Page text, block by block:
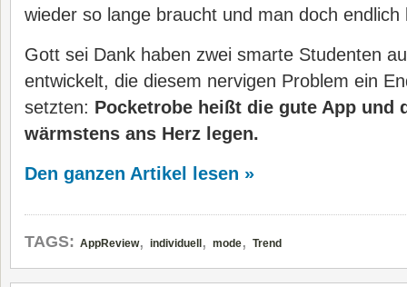
wieder so lange braucht und man doch endlich
Gott sei Dank haben zwei smarte Studenten
entwickelt, die diesem nervigen Problem ein
setzten: Pocketrobe heißt die gute App und
wärmstens ans Herz legen.
Den ganzen Artikel lesen »
TAGS: AppReview, individuell , mode, Trend